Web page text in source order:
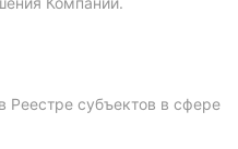
Реестре субъектов в сфере